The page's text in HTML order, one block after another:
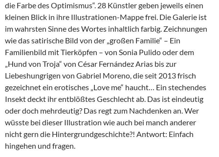
die Farbe des Optimismus“. 28 Künstler geben jeweils einen
kleinen Blick in ihre Illustrationen-Mappe frei. Die Galerie ist
im wahrsten Sinne des Wortes inhaltlich farbig. Zeichnungen
wie das satirische Bild von der „großen Familie“ – Ein
Familienbild mit Tierköpfen – von Sonia Pulido oder dem
„Hund von Troja“ von César Fernández Arias bis zur
Liebeshungrigen von Gabriel Moreno, die seit 2013 frisch
gezeichnet ein erotisches „Love me“ haucht… Ein stechendes
Insekt deckt ihr entblößtes Geschlecht ab. Das ist eindeutig
oder doch mehrdeutig? Das regt zum Nachdenken an. Wer
wüsste bei dieser Illustration wie auch bei manch anderer
nicht gern die Hintergrundgeschichte?! Antwort: Einfach
hingehen und fragen.